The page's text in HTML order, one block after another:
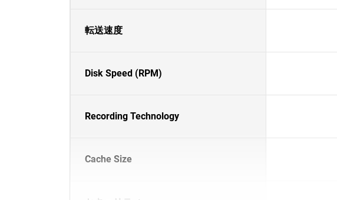
転送速度
Disk Speed (RPM)
Recording Technology
Cache Size